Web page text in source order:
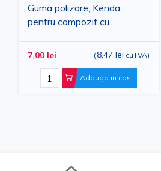
Guma polizare, Kenda,
pentru compozit cu
galbena/albastra, cupa
mica/medie
7,00 lei (8,47 lei cuTVA)
Adauga in cos